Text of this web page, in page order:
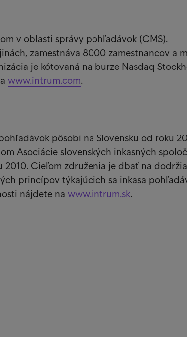
v oblasti správy pohľadávok (CMS).
zamestnáva 8000 zamestnancov a
je kótovaná na burze Nasdaq
www.intrum.com.
pôsobí na Slovensku od roku
Asociácie slovenských inkasných
2010. Cieľom združenia je dbať na
princípov týkajúcich sa inkasa
nájdete na www.intrum.sk.